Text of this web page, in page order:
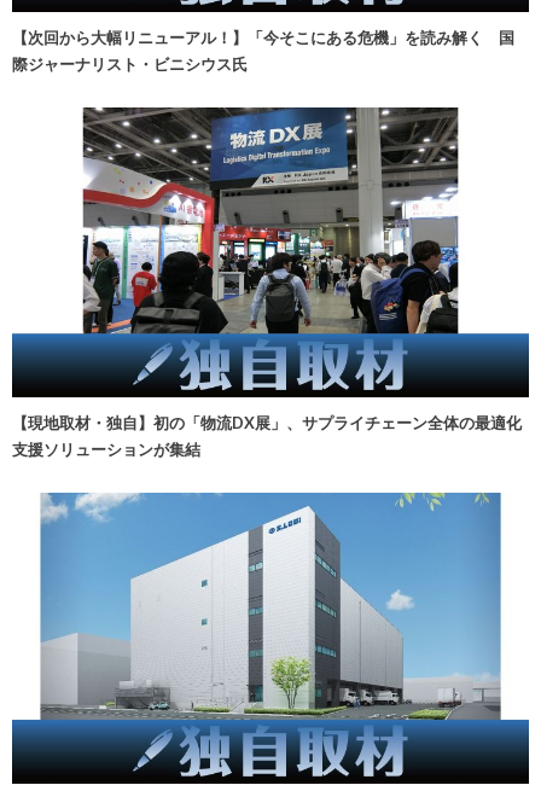
【次回から大幅リニューアル！】「今そこにある危機」を読み解く 国
際ジャーナリスト・ビニシウス氏
【現地取材・独自】初の「物流DX展」、サプライチェーン全体の最適化
支援ソリューションが集結